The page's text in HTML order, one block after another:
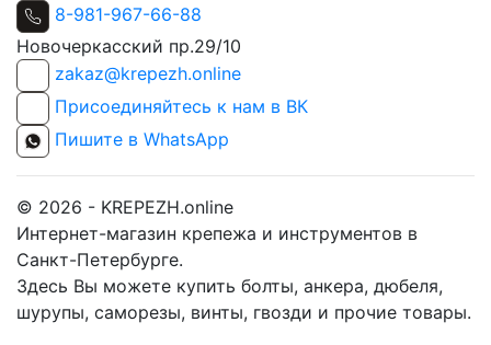
8-981-967-66-88
Новочеркасский пр.29/10
zakaz@krepezh.online
Присоединяйтесь к нам в ВК
Пишите в WhatsApp
© 2026 - KREPEZH.online
Интернет-магазин крепежа и инструментов в
Санкт-Петербурге.
Здесь Вы можете купить болты, анкера, дюбеля,
шурупы, саморезы, винты, гвозди и прочие товары.